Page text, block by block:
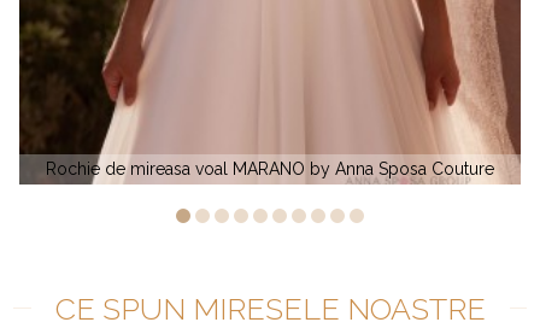
by Anna Sposa Couture CANTA by
CE SPUN MIRESELE NOASTRE